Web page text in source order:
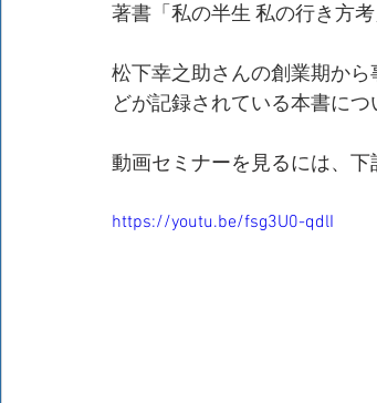
著書「私の半生 私の行き方考
松下幸之助さんの創業期か
どが記録されている本書につ
動画セミナーを見るには、下
https://youtu.be/fsg3U0-qdlI